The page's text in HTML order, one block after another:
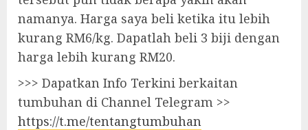
namanya. Harga saya beli ketika itu lebih
kurang RM6/kg. Dapatlah beli 3 biji dengan
harga lebih kurang RM20.
>>> Dapatkan Info Terkini berkaitan
tumbuhan di Channel Telegram >>
https://t.me/tentangtumbuhan